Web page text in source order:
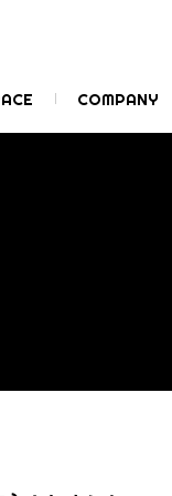
COMPANY